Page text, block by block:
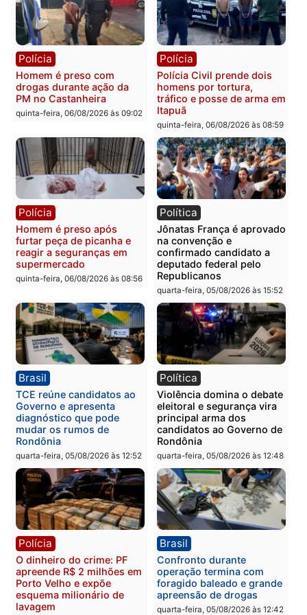
Polícia
Homem é esfaqueado no
tórax durante briga com
vizinho no bairro Ulysses
Guimarães
quinta-feira, 06/08/2026 às 09:24
Polícia
Três suspeitos ligados a
facção criminosa são
presos por receptação e
adulteração de veículos
em Porto Velho
quinta-feira, 06/08/2026 às
Polícia
Homem é preso com
drogas durante ação da
PM no Castanheira
quinta-feira, 06/08/2026 às 09:02
Polícia
Polícia Civil prende dois
homens por tortura,
tráfico e posse de arma
Itapuã
quinta-feira, 06/08/2026 às
Polícia
Homem é preso após
furtar peça de picanha e
reagir a seguranças em
supermercado
quinta-feira, 06/08/2026 às 08:56
Política
Jônatas França é
na convenção e
confirmado candidato a
deputado federal pelo
Republicanos
quarta-feira, 05/08/2026 às
Brasil
TCE reúne candidatos ao
Política
Violência domina o